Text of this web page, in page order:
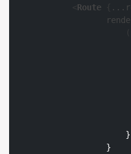
Route
                   }
               }